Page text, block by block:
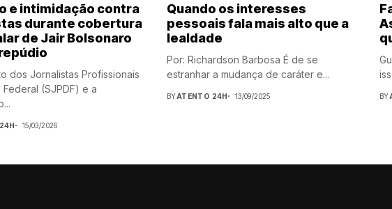
e intimidação contra
durante cobertura
de Jair Bolsonaro
dos Jornalistas Profissionais
(SJPDF) e a
15/03/2026
Quando os interesses
pessoais fala mais alto que a
lealdade
Por: Richardson Barbosa É de se
estranhar a mudança de caráter e...
BYATENTO 24H 13/09/2025 BY